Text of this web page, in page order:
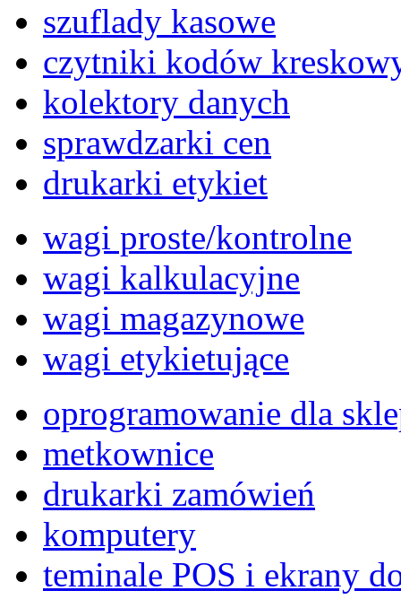
szuflady kasowe
czytniki kodów
kolektory danych
sprawdzarki cen
drukarki etykiet
wagi proste/kontrolne
wagi kalkulacyjne
wagi magazynowe
wagi etykietujące
oprogramowanie dla
metkownice
drukarki zamówień
komputery
teminale POS i ekrany